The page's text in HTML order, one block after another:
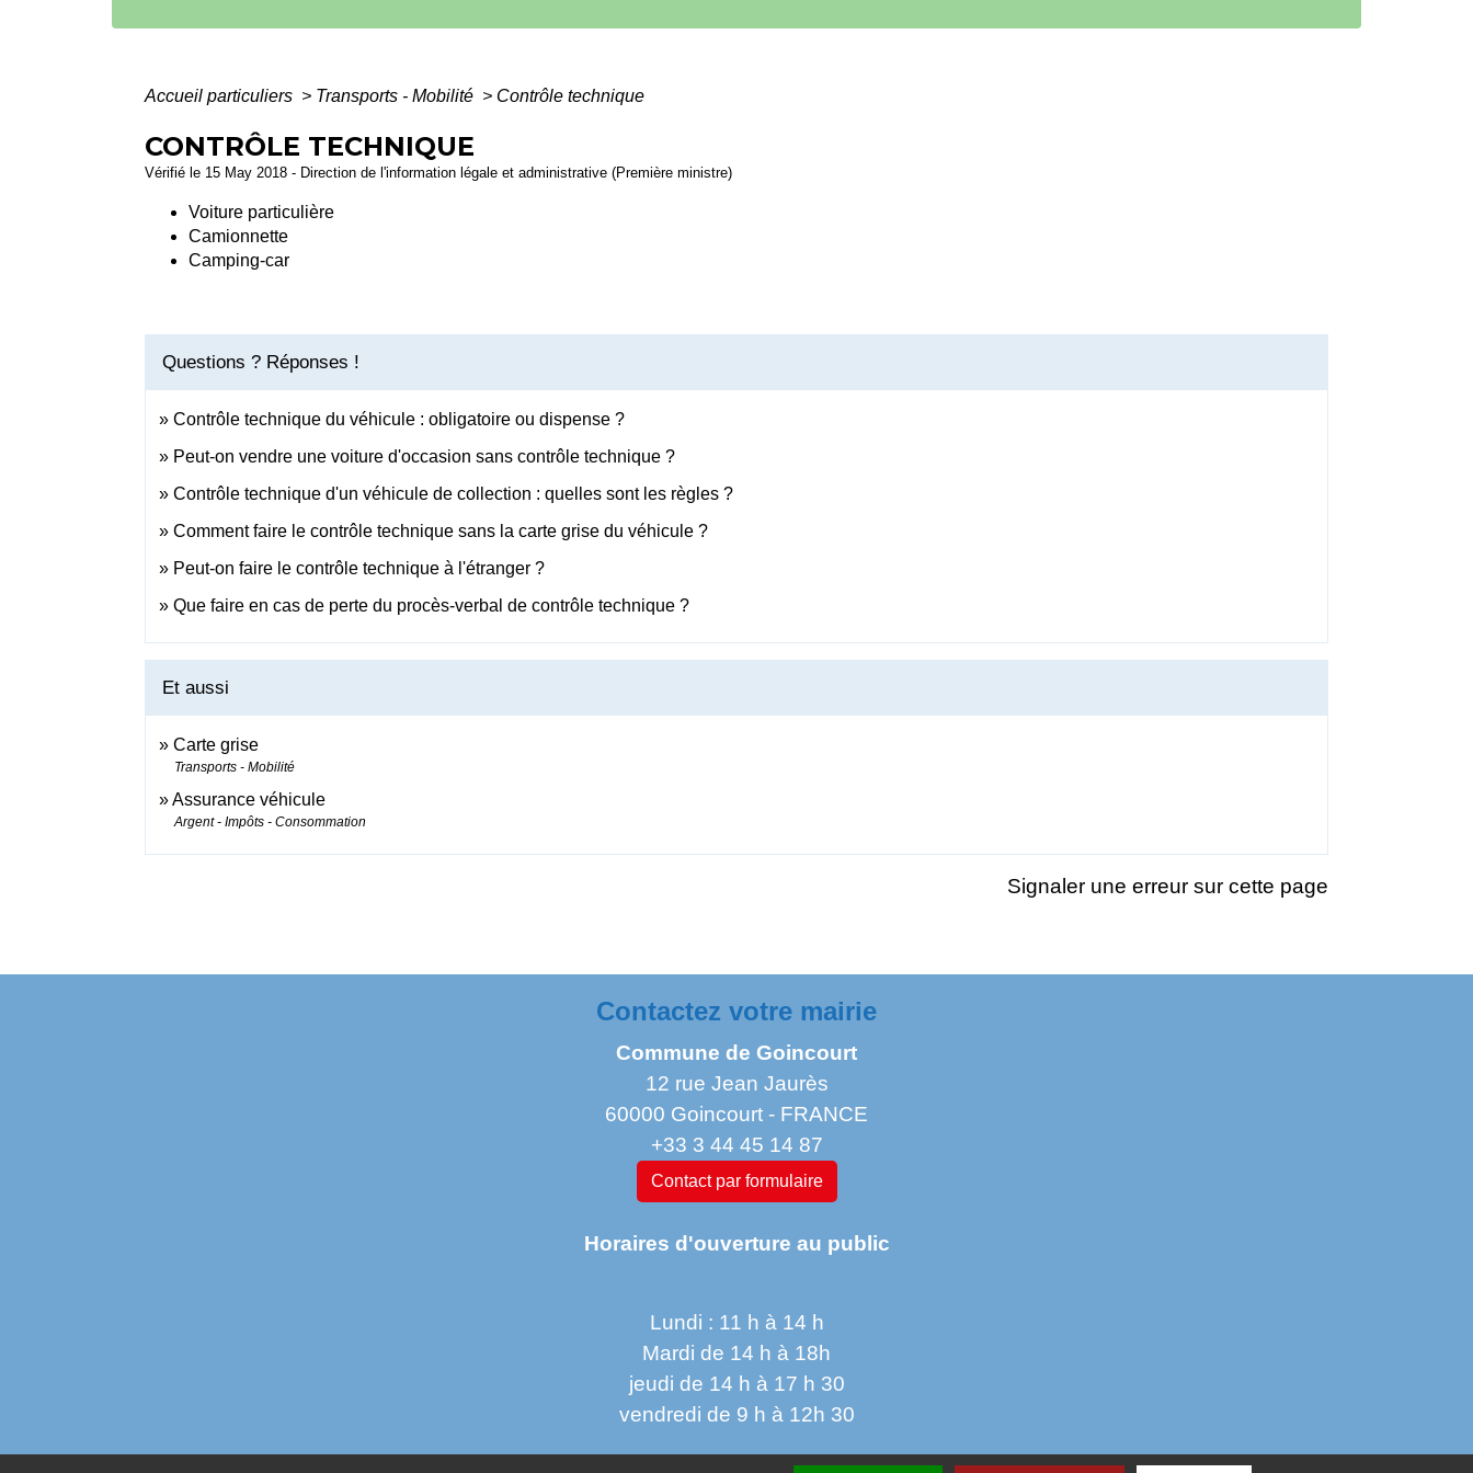
Accueil particuliers > Transports - Mobilité > Contrôle technique
CONTRÔLE TECHNIQUE
Vérifié le 15 May 2018 - Direction de l'information légale et administrative (Première ministre)
Voiture particulière
Camionnette
Camping-car
Questions ? Réponses !
Contrôle technique du véhicule : obligatoire ou dispense ?
Peut-on vendre une voiture d'occasion sans contrôle technique ?
Contrôle technique d'un véhicule de collection : quelles sont les règles ?
Comment faire le contrôle technique sans la carte grise du véhicule ?
Peut-on faire le contrôle technique à l'étranger ?
Que faire en cas de perte du procès-verbal de contrôle technique ?
Et aussi
Carte grise
Transports - Mobilité
Assurance véhicule
Argent - Impôts - Consommation
Signaler une erreur sur cette page
Contactez votre mairie
Commune de Goincourt
12 rue Jean Jaurès
60000 Goincourt - FRANCE
+33 3 44 45 14 87
Contact par formulaire
Horaires d'ouverture au public
Lundi : 11 h à 14 h
Mardi de 14 h à 18h
jeudi de 14 h à 17 h 30
vendredi de 9 h à 12h 30